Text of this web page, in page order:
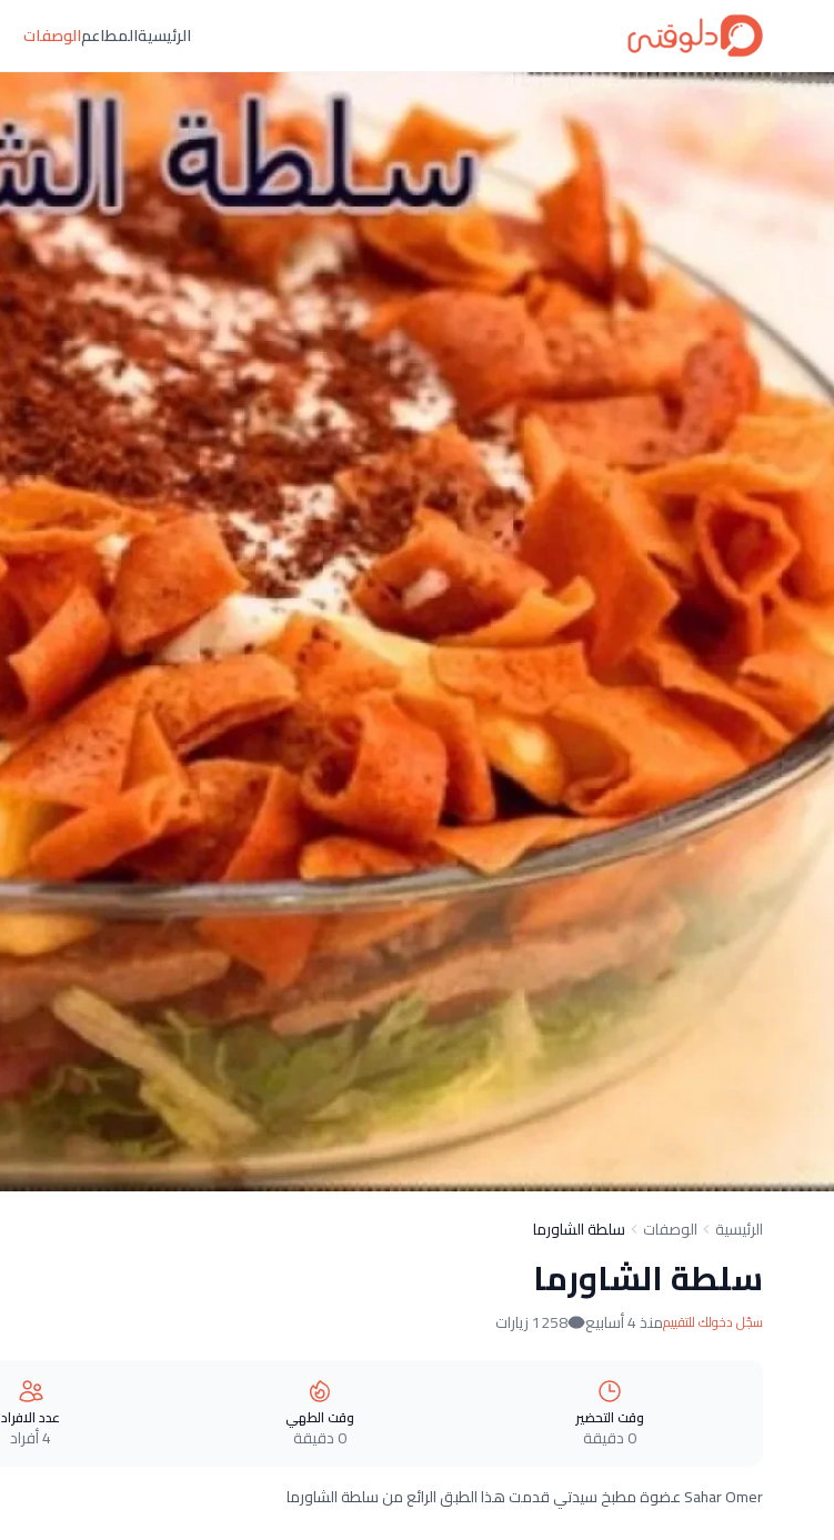
الرئيسيةالمطاعمالوصفات
الرئيسية الوصفات سلطة الشاورما
سلطة الشاورما
سجّل دخولك للتقييممنذ 4 أسابيع 1258 زيارات
وقت التحضير
0 دقيقة
وقت الطهي
0 دقيقة
عدد الافراد
4 أفراد
Sahar Omer عضوة مطبخ سيدتي قدمت هذا الطبق الرائع من سلطة الشاورما